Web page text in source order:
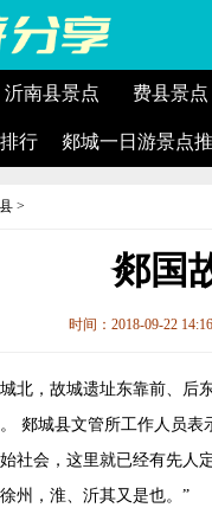
沂南县景点 费县景点
行 郯城一日游景点
>
郯国
时间：2018-09-22
北，故城遗址东靠前、后
郯城县文管所工作人员
社会，这里就已经有先人
州，淮、沂其又是也。”